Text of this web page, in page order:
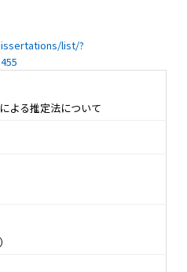
list/?
よる推定法について